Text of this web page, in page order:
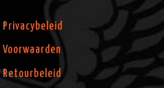
Privacybeleid
Voorwaarden
Retourbeleid